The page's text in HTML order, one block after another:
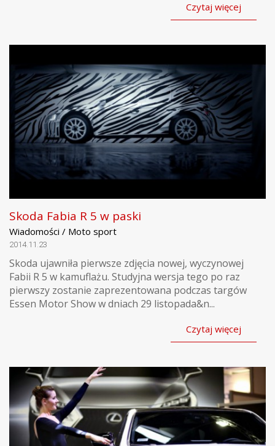
Czytaj więcej
Skoda Fabia R 5 w paski
Wiadomości / Moto sport
2014.11.23
Skoda ujawniła pierwsze zdjęcia nowej, wyczynowej
Fabii R 5 w kamuflażu. Studyjna wersja tego po raz
pierwszy zostanie zaprezentowana podczas targów
Essen Motor Show w dniach 29 listopada&n...
Czytaj więcej